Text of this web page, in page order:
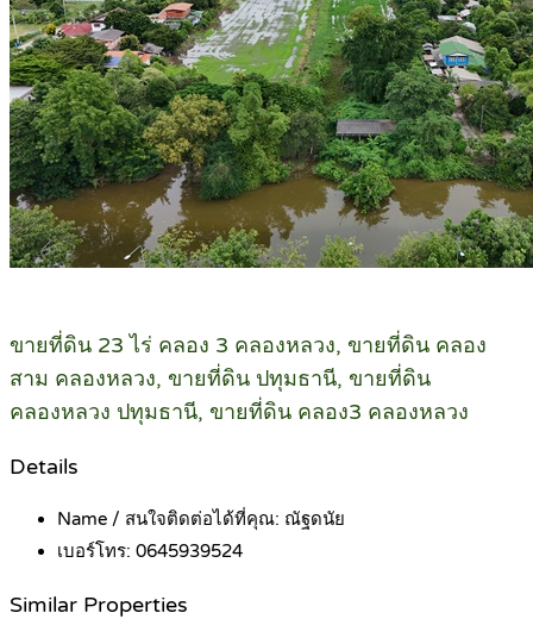
ขายที่ดิน 23 ไร่ คลอง 3 คลองหลวง, ขายที่ดิน คลอง
สาม คลองหลวง, ขายที่ดิน ปทุมธานี, ขายที่ดิน
คลองหลวง ปทุมธานี, ขายที่ดิน คลอง3 คลองหลวง
Details
Name / สนใจติดต่อได้ที่คุณ: ณัฐดนัย
เบอร์โทร: 0645939524
Similar Properties